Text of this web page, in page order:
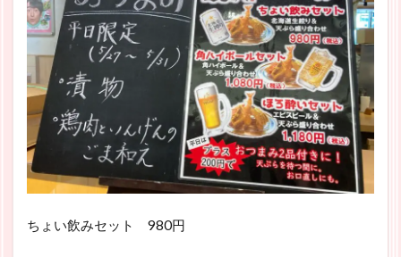
ちょい飲みセット 980円